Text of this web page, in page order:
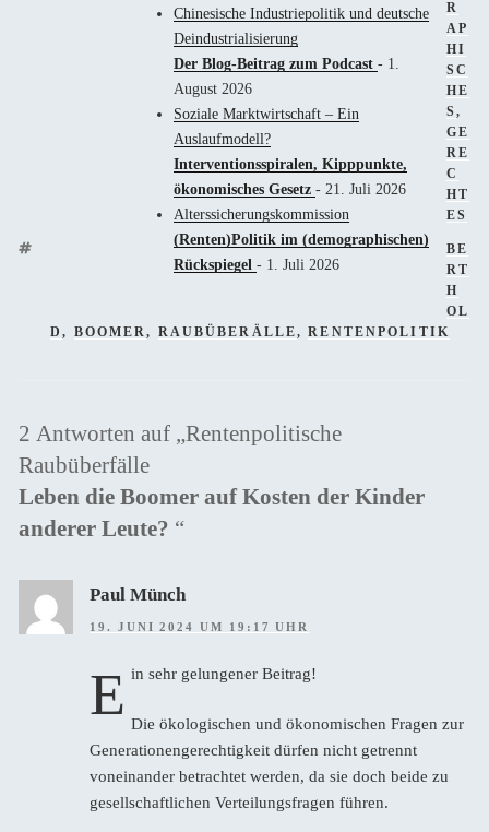
Chinesische Industriepolitik und deutsche
Deindustrialisierung
Der Blog-Beitrag zum Podcast - 1.
August 2026
Soziale Marktwirtschaft – Ein
Auslaufmodell?
Interventionsspiralen, Kipppunkte,
ökonomisches Gesetz - 21. Juli 2026
Alterssicherungskommission
(Renten)Politik im (demographischen)
Rückspiegel - 1. Juli 2026
R
AP
HI
SC
HE
S,
GE
RE
C
HT
ES
BE
RT
H
OL
D, BOOMER, RAUBÜBERÄLLE,RENTENPOLITIK
2 Antworten auf „Rentenpolitische
Raubüberfälle
Leben die Boomer auf Kosten der Kinder
anderer Leute? “
Paul Münch
19. JUNI 2024 UM 19:17 UHR
E in sehr gelungener Beitrag!
Die ökologischen und ökonomischen Fragen zur
Generationengerechtigkeit dürfen nicht getrennt
voneinander betrachtet werden, da sie doch beide zu
gesellschaftlichen Verteilungsfragen führen.